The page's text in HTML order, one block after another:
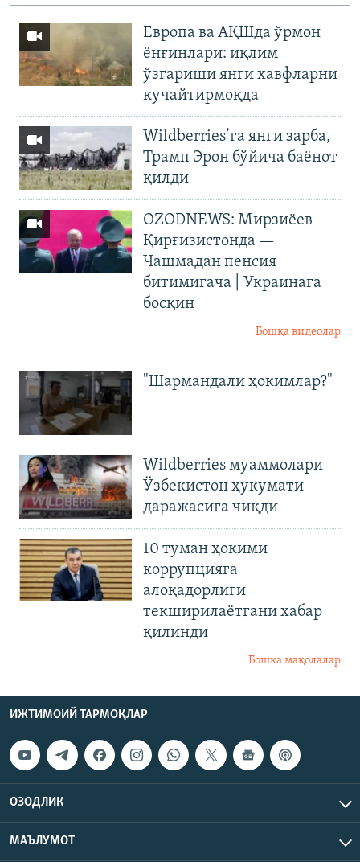
Европа ва АҚШда ўрмон
ёнғинлари: иқлим
ўзгариши янги хавфларни
кучайтирмоқда
Wildberries’га янги зарба,
Трамп Эрон бўйича баёнот
қилди
OZODNEWS: Мирзиёев
Қирғизистонда —
Чашмадан пенсия
битимигача | Украинага
босқин
Бошқа видеолар
"Шармандали ҳокимлар?"
Wildberries муаммолари
Ўзбекистон ҳукумати
даражасига чиқди
10 туман ҳокими
коррупцияга
алоқадорлиги
текширилаётгани хабар
қилинди
Бошқа мақолалар
ИЖТИМОИЙ ТАРМОҚЛАР
ОЗОДЛИК
МАЪЛУМОТ